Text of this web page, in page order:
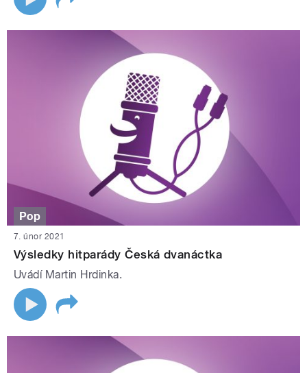
Pop
7. únor 2021
Výsledky hitparády Česká dvanáctka
Uvádí Martin Hrdinka.